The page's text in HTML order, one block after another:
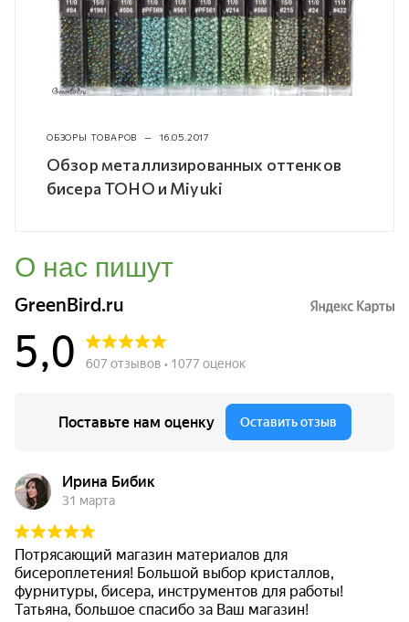
ОБЗОРЫ ТОВАРОВ — 16.05.2017
Обзор металлизированных оттенков
бисера TOHO и Miyuki
О нас пишут